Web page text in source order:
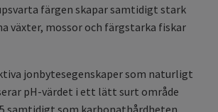
färgen skapar samtidigt stark
växter, mossor och färgstarka fiskar
jonbytesegenskaper som naturligt
pH-värdet i ett lätt surt område